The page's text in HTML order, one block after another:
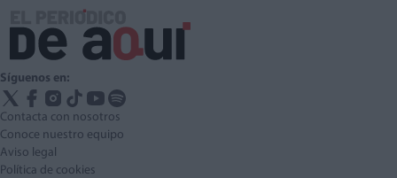
Síguenos en:
Contacta con nosotros
Conoce nuestro equipo
Aviso legal
Política de cookies